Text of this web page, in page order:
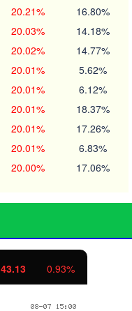
20.21% 16.80%
20.03% 14.18%
20.02% 14.77%
20.01% 5.62%
20.01% 6.12%
20.01% 18.37%
20.01% 17.26%
20.01% 6.83%
20.00% 17.06%
43.13 0.93%